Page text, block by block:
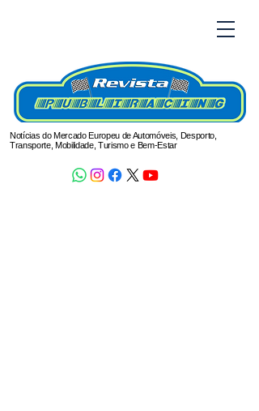
Notícias do Mercado Europeu de Automóveis, Desporto,
Transporte, Mobilidade, Turismo e Bem-Estar